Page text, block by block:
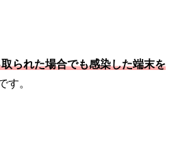
られた場合でも感染した端末を
す。